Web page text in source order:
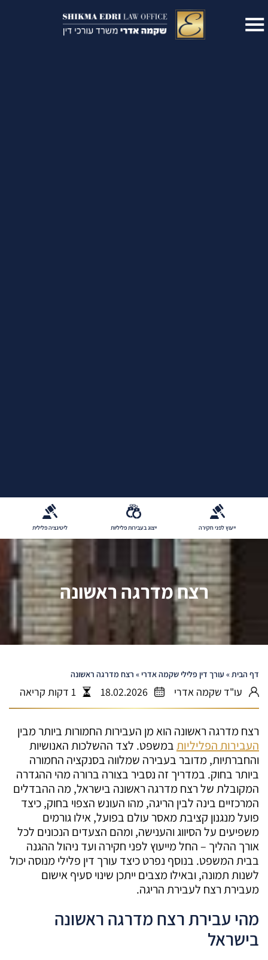
ייצוג בעבירות פליליות ליטיגציה פלילית סגירת תיק פלילי
רצח מדרגה ראשונה
דף הבית» עורך דין פלילי שקמה אדרי» רצח מדרגה ראשונה
עו"ד שקמה אדרי 18.02.2026 1 דקות קריאה
רצח מדרגה ראשונה הוא מן העבירות החמורות ביותר מבין
העבירות הפליליותבמשפט. לצד ההשלכות האנושיות
והחברתיות, מדובר בעבירה שמלווה בסנקציה החמורה
ביותר בחוק. במדריך זה נסביר בצורה ברורה מהי ההגדרה
המקובלת של רצח מדרגה ראשונה בישראל, מה ההבדלים
המרכזיים בינה לבין הריגה, מהו העונש הצפוי בחוק, כיצד
פועל מנגנון קציבת מאסר עולם בפועל, אילו גורמים
משפיעים על הסיווג והענישה, ומהם הצעדים הנכונים לכל
אורך ההליך – החל מייעוץ לפני חקירה ועד ניהול ההגנה
בבית המשפט. בנוסף נפרט כיצד עורך דין פלילי מנוסה יכול
לשנות תמונה, ובאילו מצבים ייתכן שינוי סעיף אישום
מעבירת רצח לעבירת הריגה.
מהי עבירת רצח מדרגה ראשונה
בישראל